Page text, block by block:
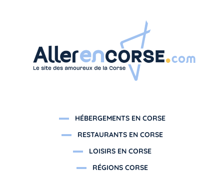
HÉBERGEMENTS EN CORSE
RESTAURANTS EN CORSE
LOISIRS EN CORSE
RÉGIONS CORSE